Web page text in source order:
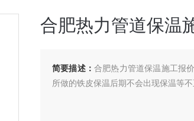
合肥热力管道保温
简要描述： 合肥热力管道保温施工报
所做的铁皮保温后期不会出现保温等